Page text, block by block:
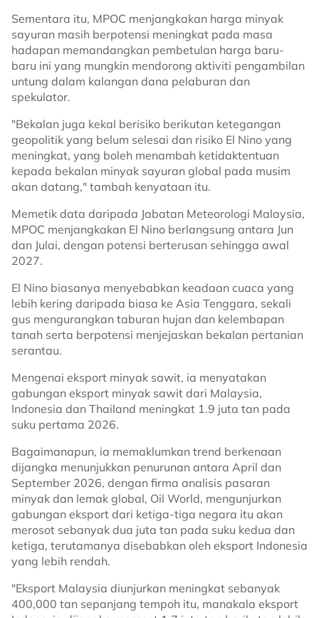
Sementara itu, MPOC menjangkakan harga minyak
sayuran masih berpotensi meningkat pada masa
hadapan memandangkan pembetulan harga baru-
baru ini yang mungkin mendorong aktiviti pengambilan
untung dalam kalangan dana pelaburan dan
spekulator.
"Bekalan juga kekal berisiko berikutan ketegangan
geopolitik yang belum selesai dan risiko El Nino yang
meningkat, yang boleh menambah ketidaktentuan
kepada bekalan minyak sayuran global pada musim
akan datang," tambah kenyataan itu.
Memetik data daripada Jabatan Meteorologi Malaysia,
MPOC menjangkakan El Nino berlangsung antara Jun
dan Julai, dengan potensi berterusan sehingga awal
2027.
El Nino biasanya menyebabkan keadaan cuaca yang
lebih kering daripada biasa ke Asia Tenggara, sekali
gus mengurangkan taburan hujan dan kelembapan
tanah serta berpotensi menjejaskan bekalan pertanian
serantau.
Mengenai eksport minyak sawit, ia menyatakan
gabungan eksport minyak sawit dari Malaysia,
Indonesia dan Thailand meningkat 1.9 juta tan pada
suku pertama 2026.
Bagaimanapun, ia memaklumkan trend berkenaan
dijangka menunjukkan penurunan antara April dan
September 2026, dengan firma analisis pasaran
minyak dan lemak global, Oil World, mengunjurkan
gabungan eksport dari ketiga-tiga negara itu akan
merosot sebanyak dua juta tan pada suku kedua dan
ketiga, terutamanya disebabkan oleh eksport Indonesia
yang lebih rendah.
"Eksport Malaysia diunjurkan meningkat sebanyak
400,000 tan sepanjang tempoh itu, manakala eksport